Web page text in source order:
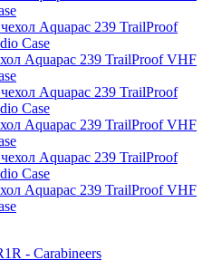
Aquapac 239 TrailProof VHF
Aquapac 239 TrailProof VHF
Aquapac 239 TrailProof VHF